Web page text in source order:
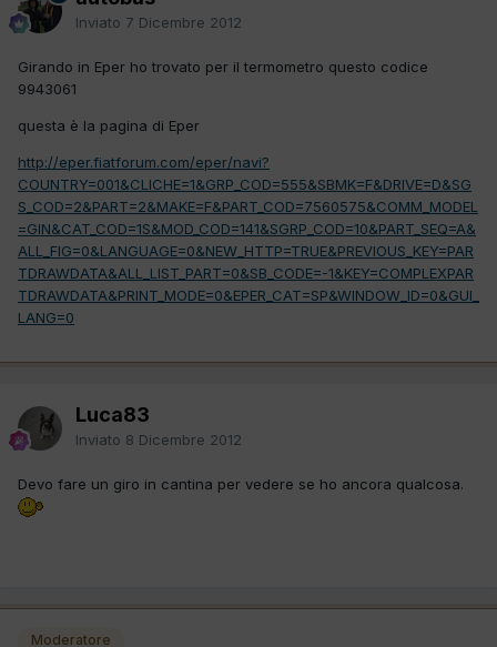
Inviato 7 Dicembre 2012
Girando in Eper ho trovato per il termometro questo codice
9943061
questa è la pagina di Eper
http://eper.fiatforum.com/eper/navi?
COUNTRY=001&CLICHE=1&GRP_COD=555&SBMK=F&DRIVE=D&SG
S_COD=2&PART=2&MAKE=F&PART_COD=7560575&COMM_MODEL
=GIN&CAT_COD=1S&MOD_COD=141&SGRP_COD=10&PART_SEQ=A&
ALL_FIG=0&LANGUAGE=0&NEW_HTTP=TRUE&PREVIOUS_KEY=PAR
TDRAWDATA&ALL_LIST_PART=0&SB_CODE=-1&KEY=COMPLEXPAR
TDRAWDATA&PRINT_MODE=0&EPER_CAT=SP&WINDOW_ID=0&GUI_
LANG=0
Luca83
Inviato 8 Dicembre 2012
Devo fare un giro in cantina per vedere se ho ancora qualcosa.
Moderatore